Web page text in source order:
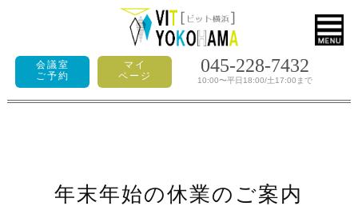
会議室
ご予約
マイ
ページ
045-228-7432
10:00〜平日18:00/土17:00まで
年末年始の休業のご案内